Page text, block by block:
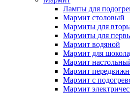
Лампы для
Мармит столовый
Мармиты для
Мармиты для
Мармит водяной
Мармит для
Мармит
Мармит
Мармит с
Мармит